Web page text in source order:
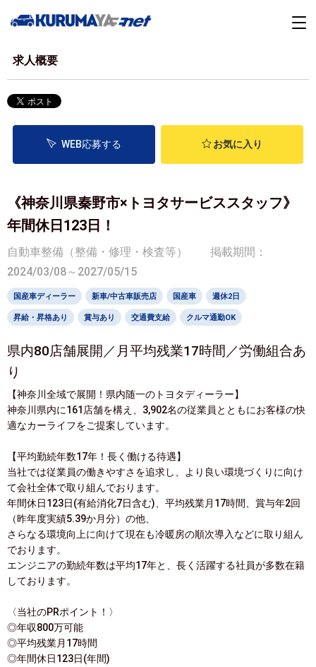
求人概要
WEB応募する お気に入り
《神奈川県秦野市×トヨタサービススタッフ》
年間休日123日！
自動車整備（整備・修理・検査等）
掲載期間：
2024/03/08～2027/05/15
国産車ディーラー 新車/中古車販売店 国産車 週休2日
昇給・昇格あり 賞与あり 交通費支給 クルマ通勤OK
県内80店舗展開／月平均残業17時間／労働組合あ
り
【神奈川全域で展開！県内随一のトヨタディーラー】
神奈川県内に161店舗を構え、3,902名の従業員とともにお客様の快
適なカーライフをご提案しています。
【平均勤続年数17年！長く働ける待遇】
当社では従業員の働きやすさを追求し、より良い環境づくりに向け
て会社全体で取り組んでおります。
年間休日123日(有給消化7日含む)、平均残業月17時間、賞与年2回
（昨年度実績5.39か月分）の他、
さらなる環境向上に向けて現在も冷暖房の順次導入などに取り組ん
でおります。
エンジニアの勤続年数は平均17年と、長く活躍する社員が多数在籍
しております。
〈当社のPRポイント！〉
◎年収800万可能
◎平均残業月17時間
◎年間休日123日(年間)